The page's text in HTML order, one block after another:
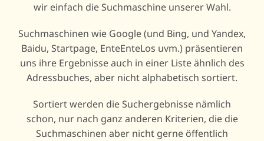
wir einfach die Suchmaschine unserer Wahl.
Suchmaschinen wie Google (und Bing, und Yandex,
Baidu, Startpage, EnteEnteLos uvm.) präsentieren
uns ihre Ergebnisse auch in einer Liste ähnlich des
Adressbuches, aber nicht alphabetisch sortiert.
Sortiert werden die Suchergebnisse nämlich
schon, nur nach ganz anderen Kriterien, die die
Suchmaschinen aber nicht gerne öffentlich